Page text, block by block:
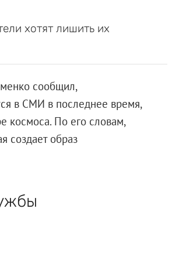
хотят лишить их
сообщил,
в СМИ в последнее время,
космоса. По его словам,
создает образ